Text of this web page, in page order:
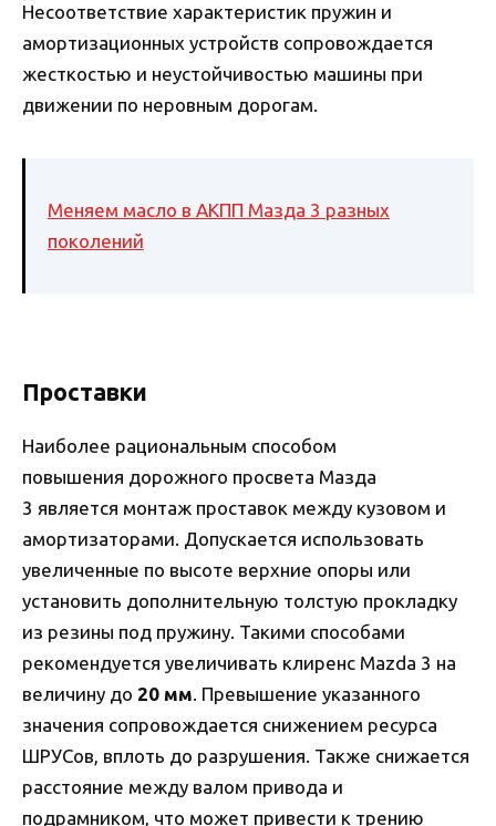
Несоответствие характеристик пружин и
амортизационных устройств сопровождается
жесткостью и неустойчивостью машины при
движении по неровным дорогам.
Меняем масло в АКПП Мазда 3 разных
поколений
Проставки
Наиболее рациональным способом
повышения дорожного просвета Мазда
3 является монтаж проставок между кузовом и
амортизаторами. Допускается использовать
увеличенные по высоте верхние опоры или
установить дополнительную толстую прокладку
из резины под пружину. Такими способами
рекомендуется увеличивать клиренс Mazda 3 на
величину до 20 мм. Превышение указанного
значения сопровождается снижением ресурса
ШРУСов, вплоть до разрушения. Также снижается
расстояние между валом привода и
подрамником, что может привести к трению